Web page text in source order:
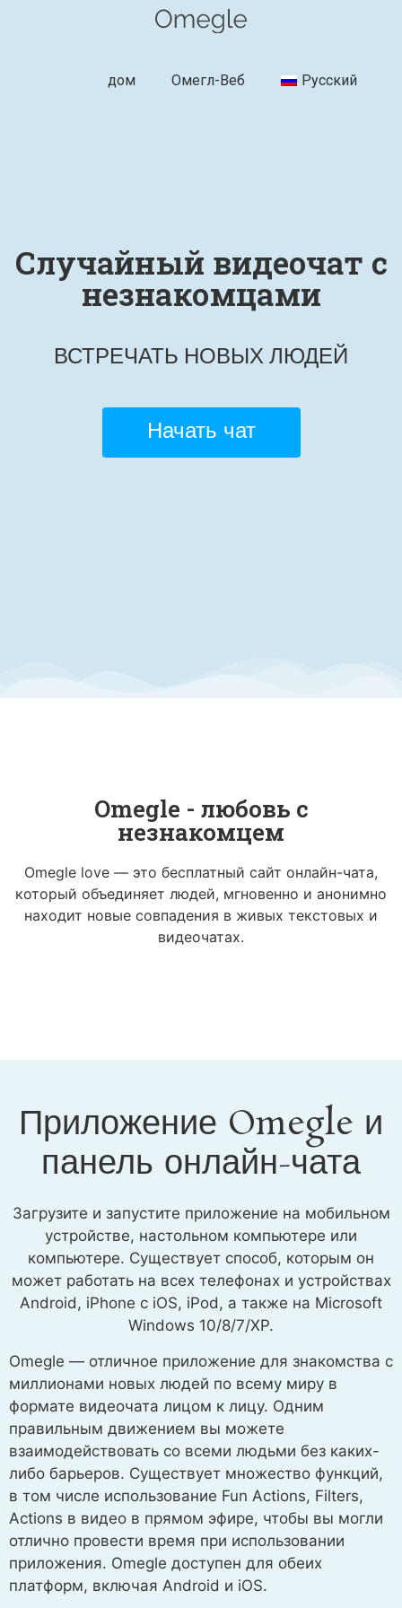
дом Омегл-Веб Русский
Случайный видеочат с
незнакомцами
ВСТРЕЧАТЬ НОВЫХ ЛЮДЕЙ
Начать чат
Omegle - любовь с
незнакомцем
Omegle love — это бесплатный сайт онлайн-чата,
который объединяет людей, мгновенно и анонимно
находит новые совпадения в живых текстовых и
видеочатах.
Приложение Omegle и
панель онлайн-чата
Загрузите и запустите приложение на мобильном
устройстве, настольном компьютере или
компьютере. Существует способ, которым он
может работать на всех телефонах и устройствах
Android, iPhone с iOS, iPod, а также на Microsoft
Windows 10/8/7/XP.
Omegle — отличное приложение для знакомства с
миллионами новых людей по всему миру в
формате видеочата лицом к лицу. Одним
правильным движением вы можете
взаимодействовать со всеми людьми без каких-
либо барьеров. Существует множество функций,
в том числе использование Fun Actions, Filters,
Actions в видео в прямом эфире, чтобы вы могли
отлично провести время при использовании
приложения. Omegle доступен для обеих
платформ, включая Android и iOS.